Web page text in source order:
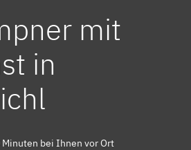
mit
in
Minuten bei Ihnen vor Ort